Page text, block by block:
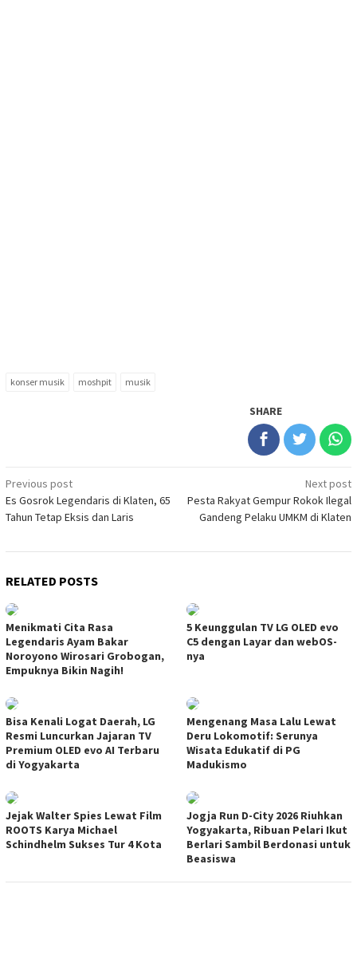
konser musik moshpit musik
SHARE
Post
navigation
Previous post
Es Gosrok Legendaris di Klaten, 65
Tahun Tetap Eksis dan Laris
Next post
Pesta Rakyat Gempur Rokok Ilegal
Gandeng Pelaku UMKM di Klaten
RELATED POSTS
Menikmati Cita Rasa
Legendaris Ayam Bakar
Noroyono Wirosari Grobogan,
Empuknya Bikin Nagih!
5 Keunggulan TV LG OLED evo
C5 dengan Layar dan webOS-
nya
Bisa Kenali Logat Daerah, LG
Resmi Luncurkan Jajaran TV
Premium OLED evo AI Terbaru
di Yogyakarta
Mengenang Masa Lalu Lewat
Deru Lokomotif: Serunya
Wisata Edukatif di PG
Madukismo
Jejak Walter Spies Lewat Film
ROOTS Karya Michael
Schindhelm Sukses Tur 4 Kota
Jogja Run D-City 2026 Riuhkan
Yogyakarta, Ribuan Pelari Ikut
Berlari Sambil Berdonasi untuk
Beasiswa